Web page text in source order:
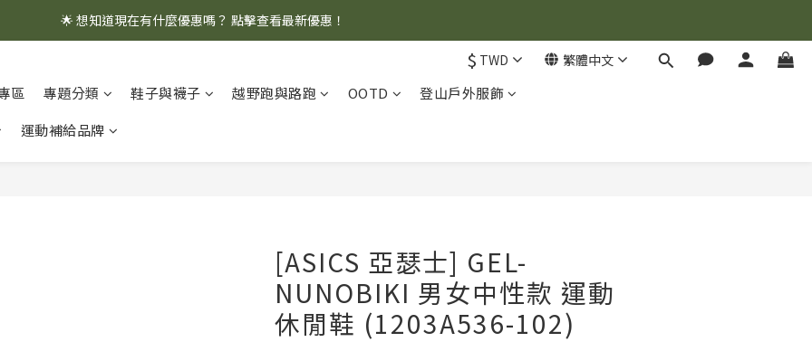
🌟 想知道現在有什麼優惠嗎？ 點擊查看最新優惠！
🌟 想知道現在有什麼優惠嗎？ 點擊查看最新優惠！
🌟 想知道現在有什麼優惠嗎？ 點擊查看最新優惠！
$ TWD 繁體中文
區 專題分類 鞋子與襪子 越野跑與路跑 OOTD
登山戶外服飾
運動補給品牌
[ASICS 亞瑟士] GEL-
NUNOBIKI 男女中性款 運動
休閒鞋 (1203A536-102)